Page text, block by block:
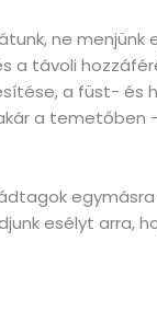
ne menjünk
távoli
a füst- és
a temetőben
esélyt arra,